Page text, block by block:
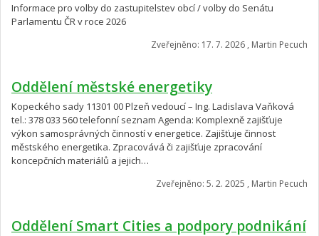
Informace pro volby do zastupitelstev obcí / volby do Senátu
Parlamentu ČR v roce 2026
Zveřejněno: 17. 7. 2026 , Martin Pecuch
Oddělení městské energetiky
Kopeckého sady 11301 00 Plzeň vedoucí – Ing. Ladislava Vaňková
tel.: 378 033 560 telefonní seznam Agenda: Komplexně zajišťuje
výkon samosprávných činností v energetice. Zajišťuje činnost
městského energetika. Zpracovává či zajišťuje zpracování
koncepčních materiálů a jejich…
Zveřejněno: 5. 2. 2025 , Martin Pecuch
Oddělení Smart Cities a podpory podnikání